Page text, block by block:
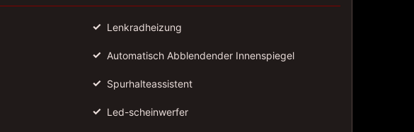
✓ Lenkradheizung
✓ Automatisch Abblendender Innenspiegel
✓ Spurhalteassistent
✓ Led-scheinwerfer